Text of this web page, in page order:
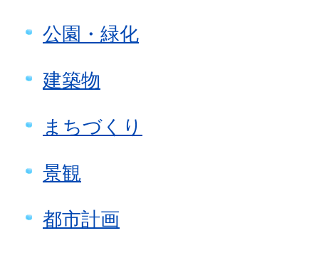
公園・緑化
建築物
まちづくり
景観
都市計画